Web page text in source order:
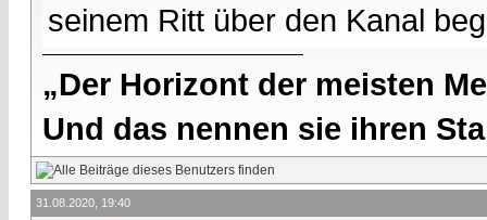
seinem Ritt über den Kanal
„Der Horizont der meisten
Und das nennen sie ihren
31.08.2020, 19:40